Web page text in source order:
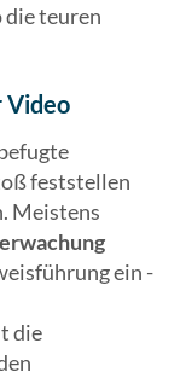
die teuren
Video
feststellen
Meistens
ein -
die